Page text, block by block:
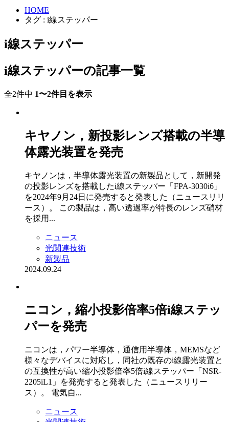
HOME
タグ : i線ステッパー
i線ステッパー
i線ステッパーの記事一覧
全2件中 1〜2件目を表示
キヤノン，新投影レンズ搭載の半導
体露光装置を発売
キヤノンは，半導体露光装置の新製品として，新開発
の投影レンズを搭載したi線ステッパー「FPA-3030i6」
を2024年9月24日に発売すると発表した（ニュースリリ
ース）。 この製品は，高い透過率が特長のレンズ硝材
を採用...
ニュース
光関連技術
新製品
2024.09.24
ニコン，縮小投影倍率5倍i線ステッ
パーを発売
ニコンは，パワー半導体，通信用半導体，MEMSなど
様々なデバイスに対応し，同社の既存のi線露光装置と
の互換性が高い縮小投影倍率5倍i線ステッパー「NSR-
2205iL1」を発売すると発表した（ニュースリリー
ス）。 電気自...
ニュース